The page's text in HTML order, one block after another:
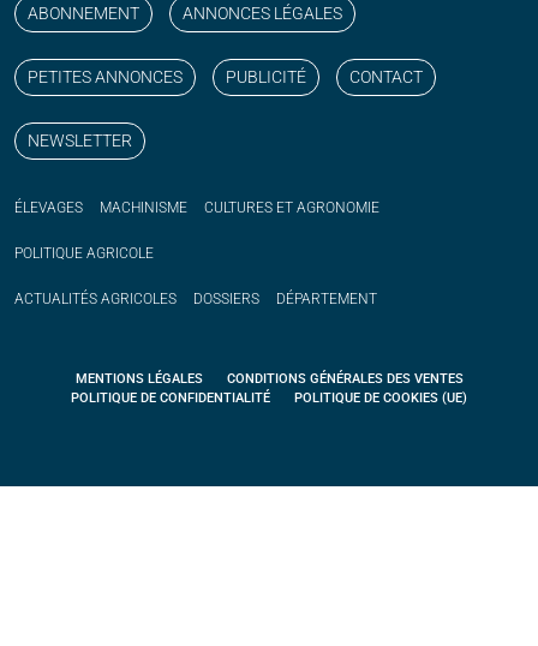
ABONNEMENT ANNONCES LÉGALES
PETITES ANNONCES PUBLICITÉ CONTACT
NEWSLETTER
ÉLEVAGES MACHINISME CULTURES ET AGRONOMIE
POLITIQUE AGRICOLE
ACTUALITÉS AGRICOLES DOSSIERS DÉPARTEMENT
MENTIONS LÉGALES
CONDITIONS GÉNÉRALES DES VENTES
POLITIQUE DE CONFIDENTIALITÉ
POLITIQUE DE COOKIES (UE)